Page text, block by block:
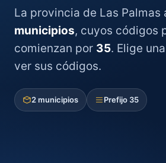
La provincia de Las Palmas
municipios, cuyos códigos
comienzan por 35. Elige
ver sus códigos.
2 municipios Prefijo 35